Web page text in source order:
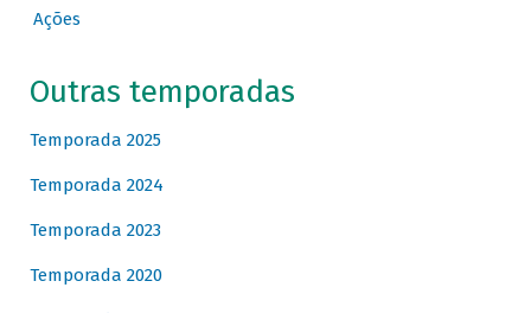
Ações
Outras temporadas
Temporada 2025
Temporada 2024
Temporada 2023
Temporada 2020